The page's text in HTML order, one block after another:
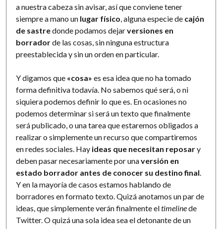
a nuestra cabeza sin avisar, así que conviene tener
siempre a mano un lugar físico , alguna especie de cajón
de sastredonde podamos dejarversiones en
borradorde las cosas, sin ninguna estructura
preestablecida y sin un orden en particular.
Y digamos que «cosa» es esa idea que no ha tomado
forma definitiva todavía. No sabemos qué será, o ni
siquiera podemos definir lo que es. En ocasiones no
podemos determinar si será un texto que finalmente
será publicado, o una tarea que estaremos obligados a
realizar o simplemente un recurso que compartiremos
en redes sociales. Hay ideas que necesitan reposary
deben pasar necesariamente por unaversión en
estado borrador antes de conocer su destino final
Y en la mayoría de casos estamos hablando de
borradores en formato texto. Quizá anotamos un par de
ideas, que simplemente verán finalmente eltimelinede
Twitter. O quizá una sola idea sea el detonante de un